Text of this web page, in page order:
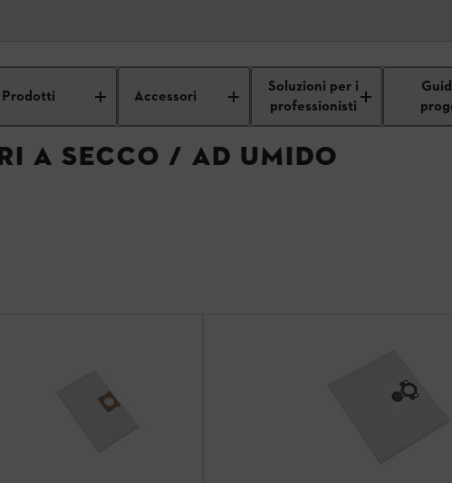
Prodotti Accessori
Soluzioni per i
professionisti
A SECCO / AD UMIDO